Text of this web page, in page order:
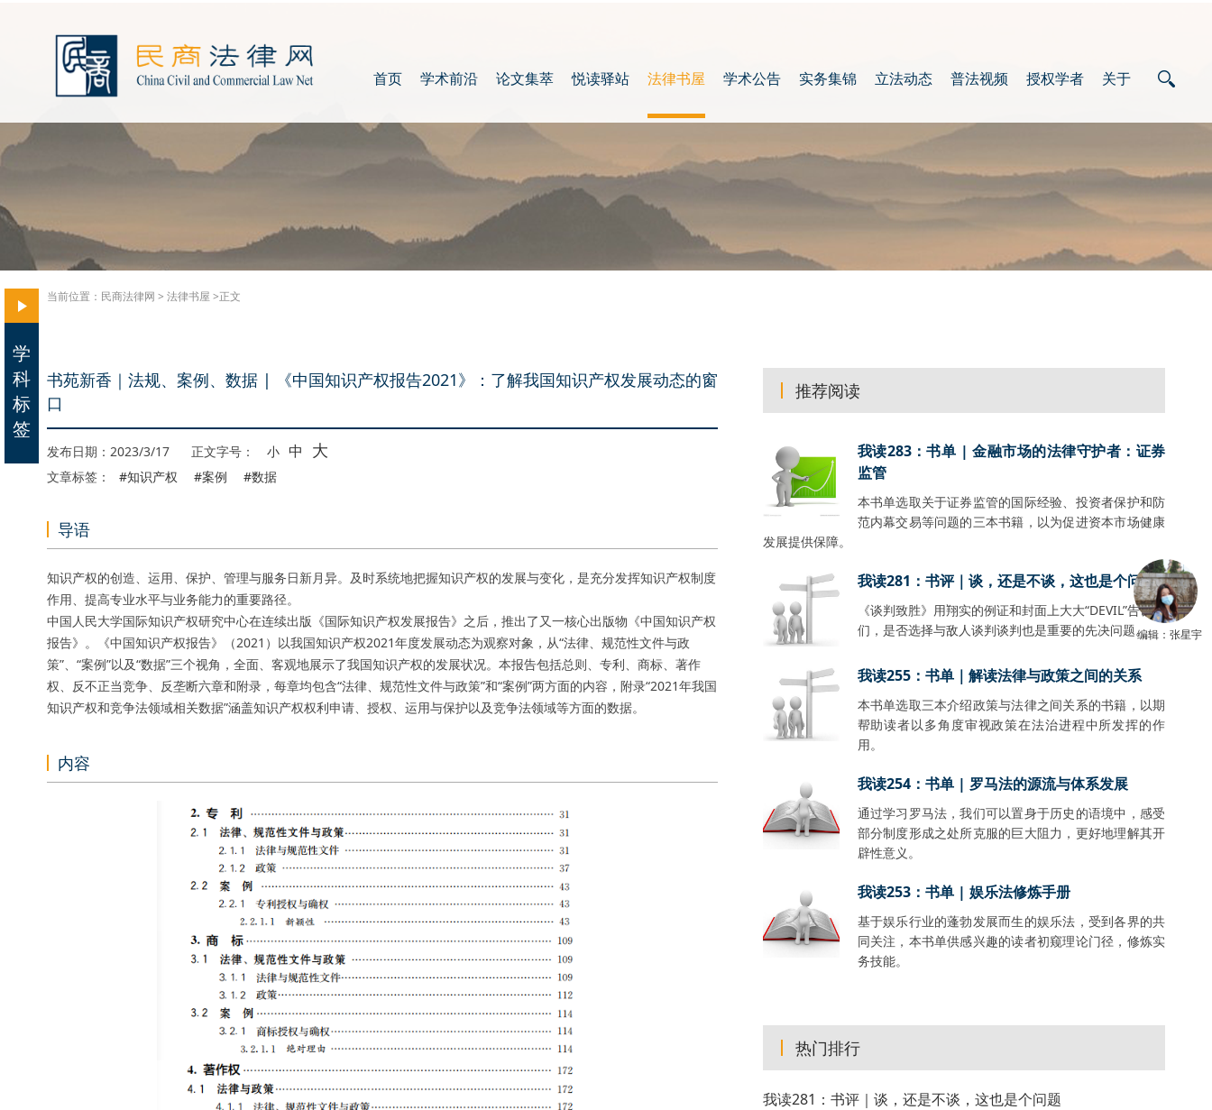
首页 学术前沿 论文集萃 悦读驿站 法律书屋 学术公告 实务集锦 立法动态 普法视频 授权学者 关于
当前位置： 民商法律网 > 法律书屋 >正文
书苑新香｜法规、案例、数据 | 《中国知识产权报告2021》：了解我国知识产权发展动态的窗
口
发布日期：2023/3/17 正文字号： 小 中 大
文章标签： #知识产权 #案例 #数据
导语
知识产权的创造、运用、保护、管理与服务日新月异。及时系统地把握知识产权的发展与变化，是充分发挥知识产权制度
作用、提高专业水平与业务能力的重要路径。
中国人民大学国际知识产权研究中心在连续出版《国际知识产权发展报告》之后，推出了又一核心出版物《中国知识产权
报告》。《中国知识产权报告》（2021）以我国知识产权2021年度发展动态为观察对象，从“法律、规范性文件与政
策”、“案例”以及“数据”三个视角，全面、客观地展示了我国知识产权的发展状况。本报告包括总则、专利、商标、著作
权、反不正当竞争、反垄断六章和附录，每章均包含“法律、规范性文件与政策”和“案例”两方面的内容，附录“2021年我国
知识产权和竞争法领域相关数据”涵盖知识产权权利申请、授权、运用与保护以及竞争法领域等方面的数据。
内容
推荐阅读
我读283：书单 | 金融市场的法律守护者：证券
监管
本书单选取关于证券监管的国际经验、投资者保护和防
范内幕交易等问题的三本书籍，以为促进资本市场健康
发展提供保障。
我读281：书评｜谈，还是不谈，这也是个问题
《谈判致胜》用翔实的例证和封面上大大“DEVIL”告诉我
们，是否选择与敌人谈判谈判也是重要的先决问题。
我读255：书单｜解读法律与政策之间的关系
本书单选取三本介绍政策与法律之间关系的书籍，以期
帮助读者以多角度审视政策在法治进程中所发挥的作
用。
我读254：书单 | 罗马法的源流与体系发展
通过学习罗马法，我们可以置身于历史的语境中，感受
部分制度形成之处所克服的巨大阻力，更好地理解其开
辟性意义。
我读253：书单 | 娱乐法修炼手册
基于娱乐行业的蓬勃发展而生的娱乐法，受到各界的共
同关注，本书单供感兴趣的读者初窥理论门径，修炼实
务技能。
热门排行
我读281：书评｜谈，还是不谈，这也是个问题
编辑：张星宇
学
科
标
签